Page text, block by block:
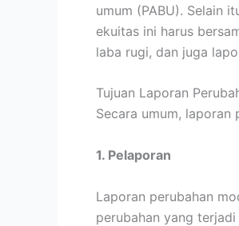
umum (PABU). Selain
ekuitas ini harus
laba rugi, dan juga
Tujuan Laporan
Secara umum, laporan
1. Pelaporan
Laporan perubahan
perubahan yang